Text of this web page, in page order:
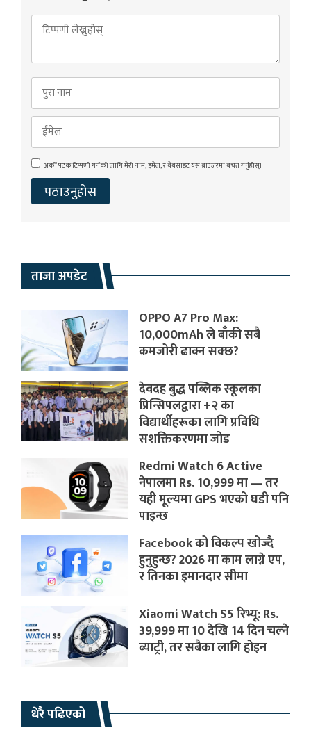
अर्को पटक टिप्पणी गर्नको लागि मेरो नाम, इमेल, र वेबसाइट यस ब्राउजरमा बचत गर्नुहोस्।
ताजा अपडेट
OPPO A7 Pro Max:
10,000mAh ले बाँकी सबै
कमजोरी ढाक्न सक्छ?
देवदह बुद्ध पब्लिक स्कूलका
प्रिन्सिपलद्वारा +२ का
विद्यार्थीहरूका लागि प्रविधि
सशक्तिकरणमा जोड
Redmi Watch 6 Active
नेपालमा Rs. 10,999 मा — तर
यही मूल्यमा GPS भएको घडी पनि
पाइन्छ
Facebook को विकल्प खोज्दै
हुनुहुन्छ? 2026 मा काम लाग्ने एप,
र तिनका इमानदार सीमा
Xiaomi Watch S5 रिभ्यू: Rs.
39,999 मा 10 देखि 14 दिन चल्ने
ब्याट्री, तर सबैका लागि होइन
धेरै पढिएको